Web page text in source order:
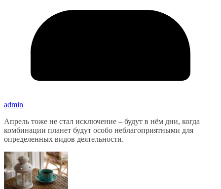
admin
Апрель тоже не стал исключение – будут в нём дни, когда
комбинации планет будут особо неблагоприятными для
определенных видов деятельности.